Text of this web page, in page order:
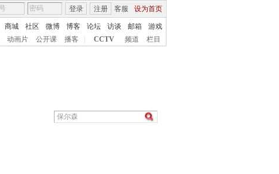
客服 设为首页
登录 注册
商城 社区 微博 博客 论坛 访谈 邮箱
游戏
动画片 公开课 播客 CCTV 频道 栏目